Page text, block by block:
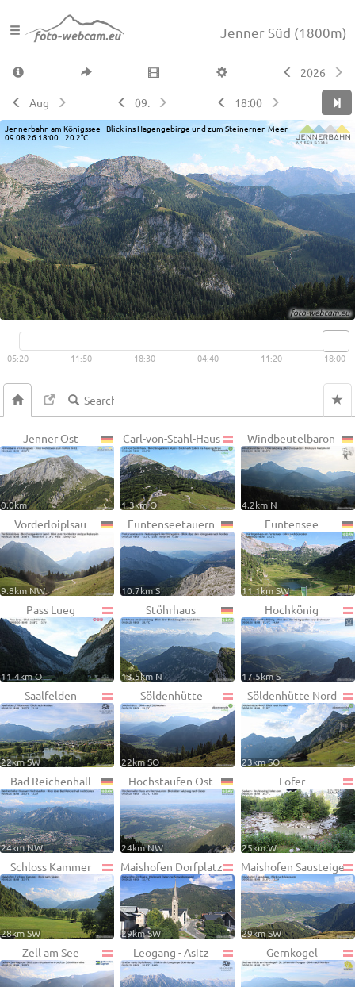
Jenner Süd (1800m)
2026
Aug 09. 18:00
Jennerbahn am Königssee - Blick ins Hagengebirge und zum Steinernen Meer
09.08.26 18:00 20.2°C
Live video available → View
05:20 11:50 18:30 04:40 11:20 18:00
Jenner Ost
0.0km
Carl-von-Stahl-Haus
1.3km O
Windbeutelbaron
4.2km N
Vorderloiplsau
9.8km NW
Funtenseetauern
10.7km S
Funtensee
11.1km SW
Pass Lueg
11.4km O
Stöhrhaus
13.5km N
Hochkönig
17.5km S
Saalfelden
22km SW
Söldenhütte
22km SO
Söldenhütte Nord
23km SO
Bad Reichenhall
24km NW
Hochstaufen Ost
24km NW
Lofer
25km W
Schloss Kammer
28km SW
Maishofen Dorfplatz
29km SW
Maishofen Sausteige
29km SW
Zell am See Leogang - Asitz Gernkogel